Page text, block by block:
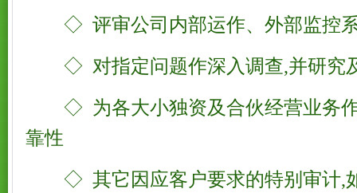
◇ 评审公司内部运作、外部监控系
◇ 对指定问题作深入调查,并研究
◇ 为各大小独资及合伙经营业务作
靠性
◇ 其它因应客户要求的特别审计,